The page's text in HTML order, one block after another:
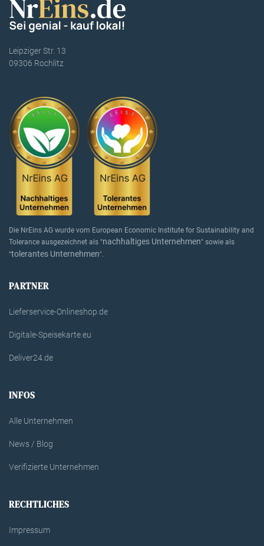
Leipziger Str. 13
09306 Rochlitz
Die NrEins AG wurde vom European Economic Institute for Sustainability and
Tolerance ausgezeichnet als "nachhaltiges Unternehmen" sowie als
"tolerantes Unternehmen".
PARTNER
Lieferservice-Onlineshop.de
Digitale-Speisekarte.eu
Deliver24.de
INFOS
Alle Unternehmen
News / Blog
Verifizierte Unternehmen
RECHTLICHES
Impressum